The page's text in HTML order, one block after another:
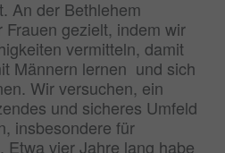
An der Bethlehem
gezielt, indem wir
vermitteln, damit
Männern lernen und sich
Wir versuchen, ein
und sicheres Umfeld
insbesondere für
Etwa vier Jahre lang habe